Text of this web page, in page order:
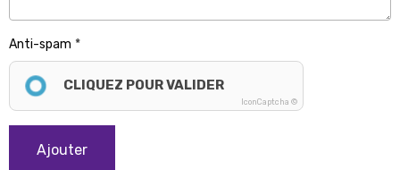
Anti-spam
CLIQUEZ POUR VALIDER
IconCaptcha ©
Ajouter